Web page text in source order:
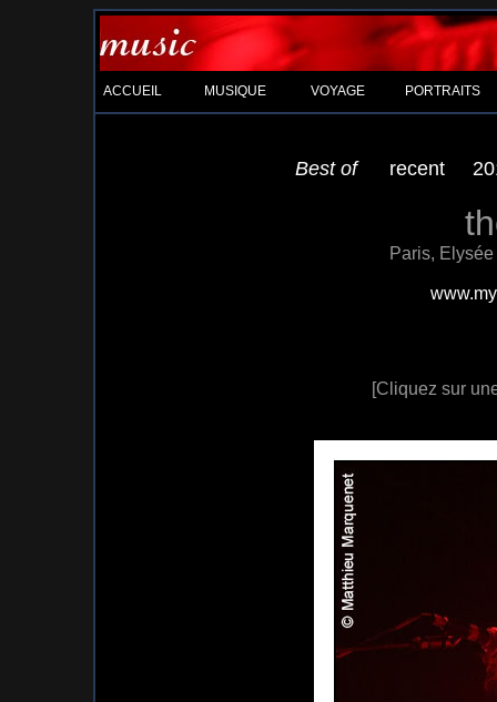
ACCUEIL MUSIQUE VOYAGE PORTRAITS
Best of recent
Paris,
[Cliquez sur